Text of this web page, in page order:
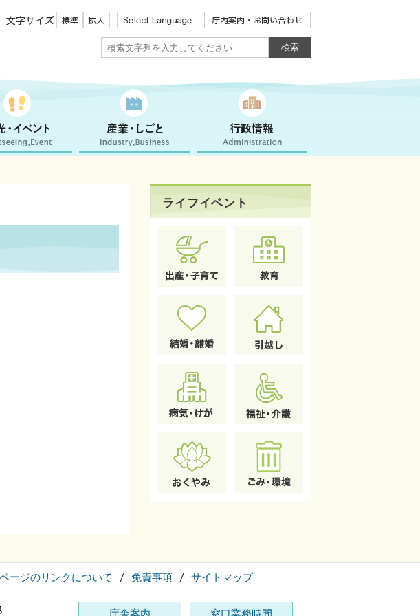
文字サイズ
ライフイベント
ージのリンクについて 免責事項 サイトマップ
庁舎案内 窓口業務時間